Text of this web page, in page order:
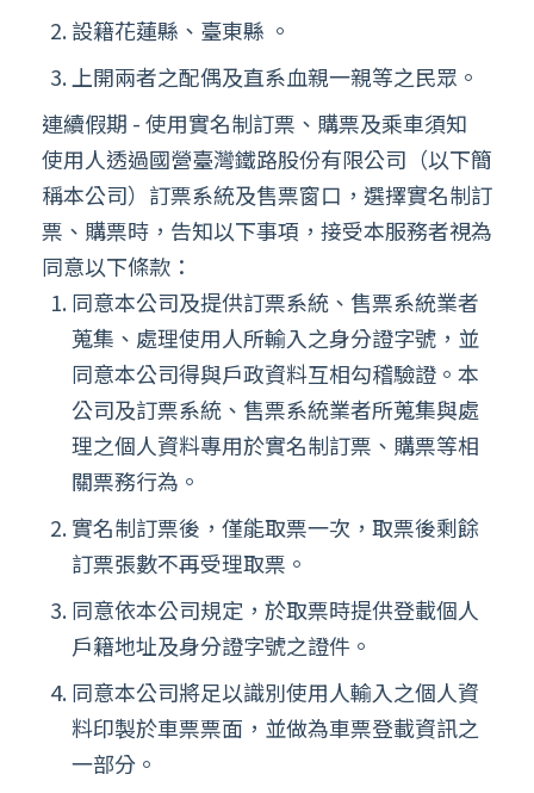
設籍花蓮縣、臺東縣 。
上開兩者之配偶及直系血親一親等之民眾。
連續假期 - 使用實名制訂票、購票及乘車須知
使用人透過國營臺灣鐵路股份有限公司（以下簡
稱本公司）訂票系統及售票窗口，選擇實名制訂
票、購票時，告知以下事項，接受本服務者視為
同意以下條款：
同意本公司及提供訂票系統、售票系統業者
蒐集、處理使用人所輸入之身分證字號，並
同意本公司得與戶政資料互相勾稽驗證。本
公司及訂票系統、售票系統業者所蒐集與處
理之個人資料專用於實名制訂票、購票等相
關票務行為。
實名制訂票後，僅能取票一次，取票後剩餘
訂票張數不再受理取票。
同意依本公司規定，於取票時提供登載個人
戶籍地址及身分證字號之證件。
同意本公司將足以識別使用人輸入之個人資
料印製於車票票面，並做為車票登載資訊之
一部分。